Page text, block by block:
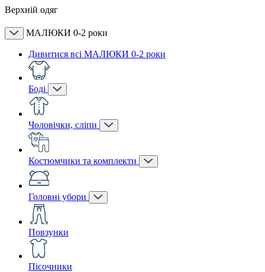
Верхній одяг
МАЛЮКИ 0-2 роки
Дивитися всі МАЛЮКИ 0-2 роки
Боді
Чоловічки, сліпи
Костюмчики та комплекти
Головні убори
Повзунки
Пісочники